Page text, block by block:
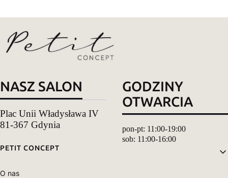
NASZ SALON
Plac Unii Władysława IV
81-367 Gdynia
GODZINY
OTWARCIA
pon-pt: 11:00-19:00
sob: 11:00-16:00
Linki w stopce
PETIT CONCEPT
O nas